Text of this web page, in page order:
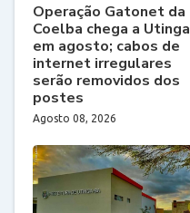
Operação Gatonet da
Coelba chega a Utinga
em agosto; cabos de
internet irregulares
serão removidos dos
postes
Agosto 08, 2026